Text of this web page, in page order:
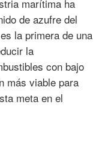
marítima ha
de azufre del
la primera de una
la
con bajo
más viable para
meta en el